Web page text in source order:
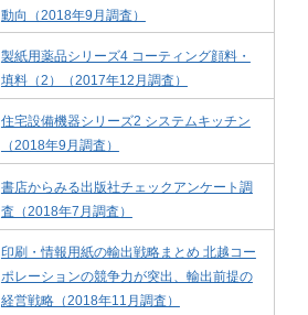
動向（2018年9月調査）
製紙用薬品シリーズ4 コーティング顔料・
填料（2）（2017年12月調査）
住宅設備機器シリーズ2 システムキッチン
（2018年9月調査）
書店からみる出版社チェックアンケート調
査（2018年7月調査）
印刷・情報用紙の輸出戦略まとめ 北越コー
ポレーションの競争力が突出、輸出前提の
経営戦略（2018年11月調査）